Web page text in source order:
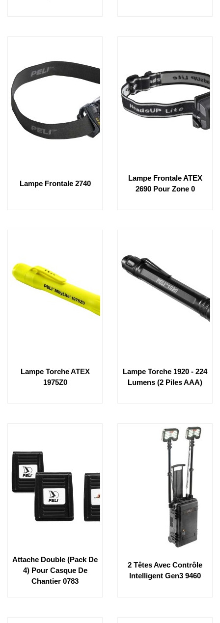
Lampe Frontale 2740
Lampe Frontale ATEX
2690 Pour Zone 0
Lampe Torche ATEX
1975Z0
Lampe Torche 1920 - 224
Lumens (2 Piles AAA)
Attache Double (pack De
4) Pour Casque De
Chantier 0783
2 Têtes Avec Contrôle
Intelligent Gen3 9460